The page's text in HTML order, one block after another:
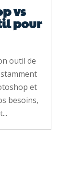
vs
pour
outil de
et
besoins,